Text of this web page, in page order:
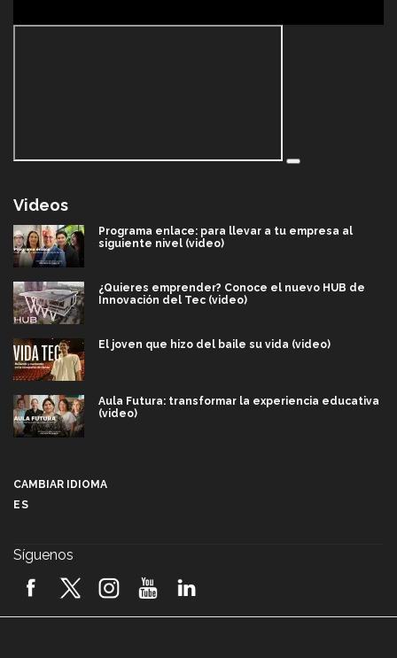
Videos
Programa enlace: para llevar a tu empresa al
siguiente nivel (video)
¿Quieres emprender? Conoce el nuevo HUB de
Innovación del Tec (video)
El joven que hizo del baile su vida (video)
Aula Futura: transformar la experiencia educativa
(video)
2026! (video)
CAMBIAR IDIOMA
ES
Síguenos